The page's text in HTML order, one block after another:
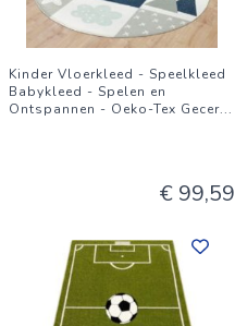
Kinder Vloerkleed - Speelkleed
Babykleed - Spelen en
Ontspannen - Oeko-Tex Gecer...
€ 99,59